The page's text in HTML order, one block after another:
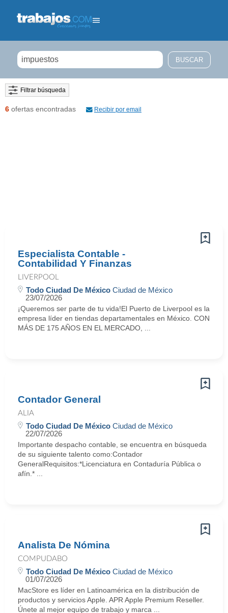
Filtrar búsqueda
6 ofertas encontradas Recibir por email
Especialista Contable -
Contabilidad Y Finanzas
LIVERPOOL
Todo Ciudad De México Ciudad de México
23/07/2026
¡Queremos ser parte de tu vida!El Puerto de Liverpool es la
empresa líder en tiendas departamentales en México. CON
MÁS DE 175 AÑOS EN EL MERCADO, ...
Contador General
ALIA
Todo Ciudad De México Ciudad de México
22/07/2026
Importante despacho contable, se encuentra en búsqueda
de su siguiente talento como:Contador
GeneralRequisitos:*Licenciatura en Contaduría Pública o
afín.* ...
Analista De Nómina
COMPUDABO
Todo Ciudad De México Ciudad de México
01/07/2026
MacStore es líder en Latinoamérica en la distribución de
productos y servicios Apple. APR Apple Premium Reseller.
Únete al mejor equipo de trabajo y marca ...